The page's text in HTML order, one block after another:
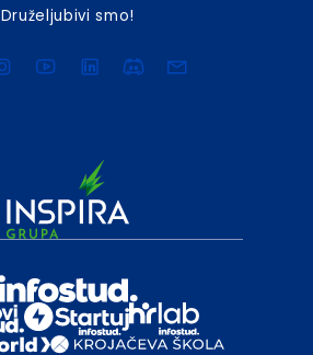
Druželjubivi smo!